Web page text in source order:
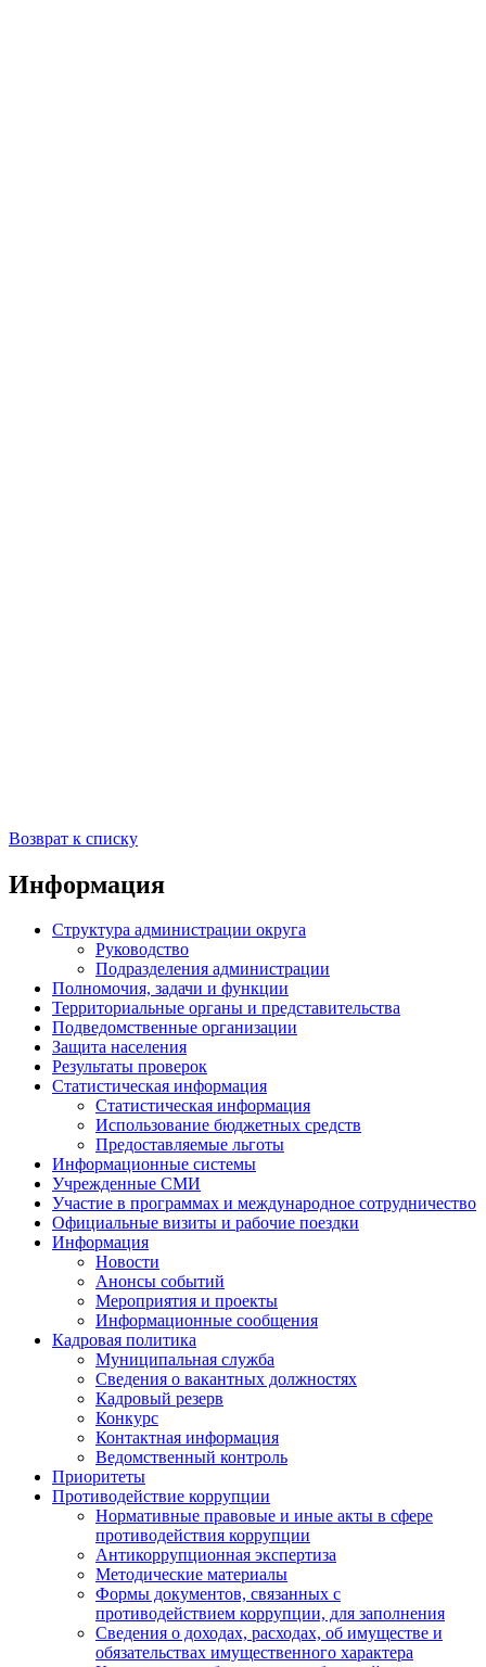
Возврат к списку
Информация
Структура администрации округа
Руководство
Подразделения администрации
Полномочия, задачи и функции
Территориальные органы и представительства
Подведомственные организации
Защита населения
Результаты проверок
Статистическая информация
Статистическая информация
Использование бюджетных средств
Предоставляемые льготы
Информационные системы
Учрежденные СМИ
Участие в программах и международное сотрудничество
Официальные визиты и рабочие поездки
Информация
Новости
Анонсы событий
Мероприятия и проекты
Информационные сообщения
Кадровая политика
Муниципальная служба
Сведения о вакантных должностях
Кадровый резерв
Конкурс
Контактная информация
Ведомственный контроль
Приоритеты
Противодействие коррупции
Нормативные правовые и иные акты в сфере
противодействия коррупции
Антикоррупционная экспертиза
Методические материалы
Формы документов, связанных с
противодействием коррупции, для заполнения
Сведения о доходах, расходах, об имуществе и
обязательствах имущественного характера